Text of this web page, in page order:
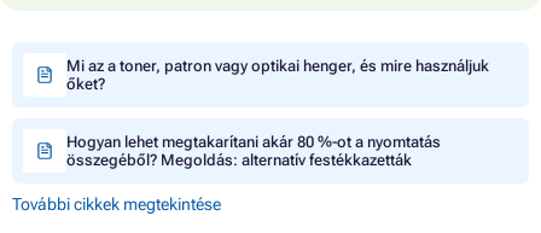
Mi az a toner, patron vagy optikai henger, és mire használjuk
őket?
Hogyan lehet megtakarítani akár 80 %-ot a nyomtatás
összegéből? Megoldás: alternatív festékkazetták
További cikkek megtekintése